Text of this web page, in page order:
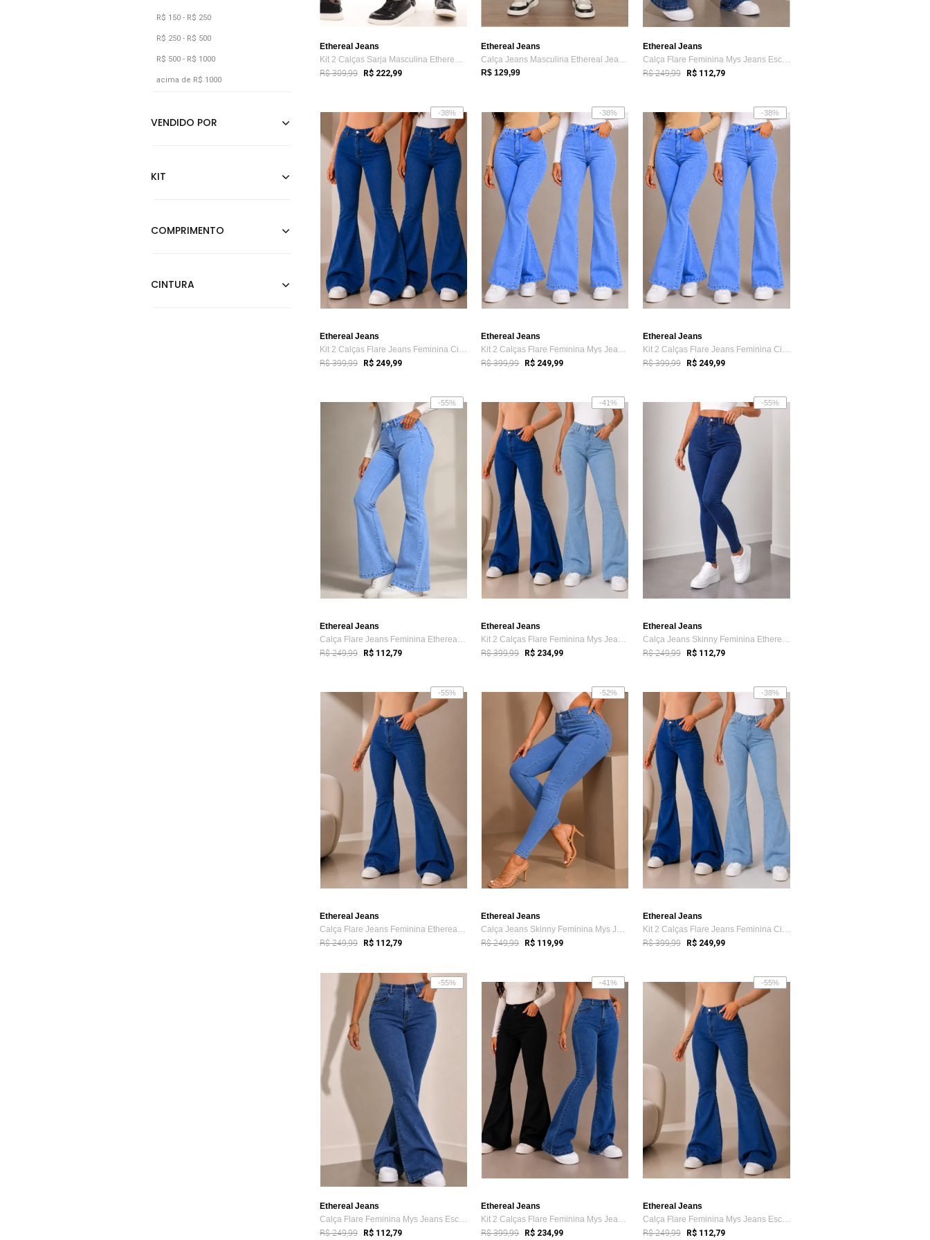
Verde Militar
R$ 150 - R$ 250
R$ 250 - R$ 500
R$ 500 - R$ 1000
acima de R$ 1000
Ethereal Jeans
Kit 2 Calças Sarja Masculina Ethereal Je...
R$ 309,99 R$ 222,99
Ethereal Jeans
Calça Jeans Masculina Ethereal Jeans com...
R$ 129,99
Ethereal Jeans
Calça Flare Feminina Mys Jeans Escura Ci...
R$ 249,99 R$ 112,79
-38%
Ethereal Jeans
Kit 2 Calças Flare Jeans Feminina Cintur...
R$ 399,99 R$ 249,99
-38%
Ethereal Jeans
Kit 2 Calças Flare Feminina Mys Jeans Ci...
R$ 399,99 R$ 249,99
-38%
Ethereal Jeans
Kit 2 Calças Flare Jeans Feminina Cintur...
R$ 399,99 R$ 249,99
-55%
Ethereal Jeans
Calça Flare Jeans Feminina Ethereal Cint...
R$ 249,99 R$ 112,79
-41%
Ethereal Jeans
Kit 2 Calças Flare Feminina Mys Jeans Ci...
R$ 399,99 R$ 234,99
-55%
Ethereal Jeans
Calça Jeans Skinny Feminina Ethereal Cin...
R$ 249,99 R$ 112,79
-55%
Ethereal Jeans
Calça Flare Jeans Feminina Ethereal Cint...
R$ 249,99 R$ 112,79
-52%
Ethereal Jeans
Calça Jeans Skinny Feminina Mys Jeans De...
R$ 249,99 R$ 119,99
-38%
Ethereal Jeans
Kit 2 Calças Flare Jeans Feminina Cintur...
R$ 399,99 R$ 249,99
-55%
Ethereal Jeans
Calça Flare Feminina Mys Jeans Escura Ci...
R$ 249,99 R$ 112,79
-41%
Ethereal Jeans
Kit 2 Calças Flare Feminina Mys Jeans Ci...
R$ 399,99 R$ 234,99
-55%
Ethereal Jeans
Calça Flare Feminina Mys Jeans Escura Ci...
R$ 249,99 R$ 112,79